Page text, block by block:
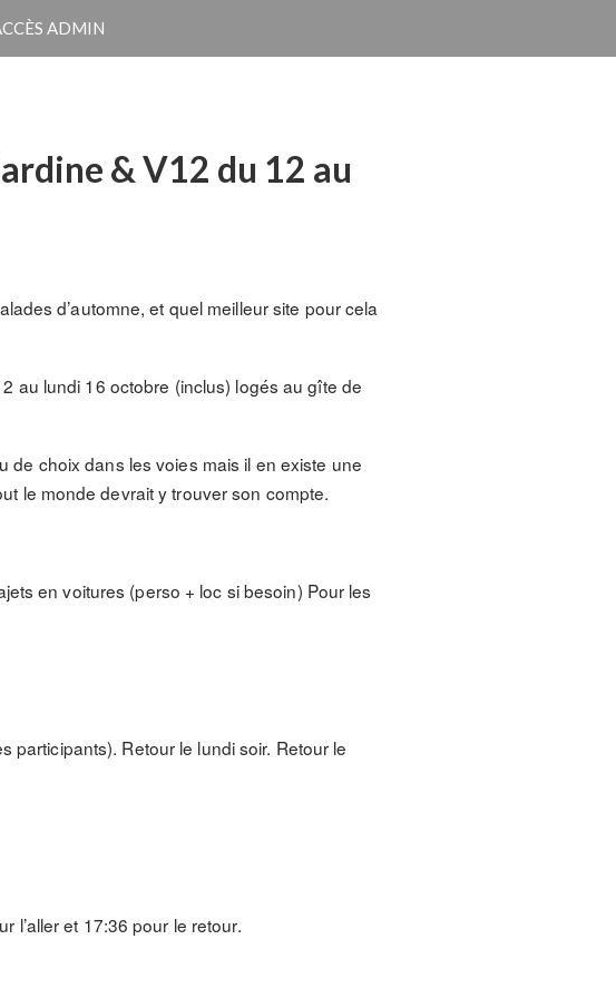
ADMIN
& V12 du 12 au
d’automne, et quel meilleur site pour cela
au lundi 16 octobre (inclus) logés au gîte de
de choix dans les voies mais il en existe une
le monde devrait y trouver son compte.
en voitures (perso + loc si besoin) Pour les
participants). Retour le lundi soir. Retour le
l’aller et 17:36 pour le retour.